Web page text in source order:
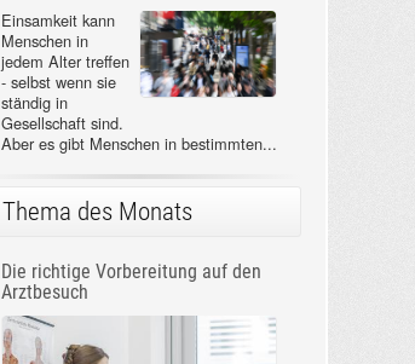
Einsamkeit kann
Menschen in
jedem Alter treffen
- selbst wenn sie
ständig in
Gesellschaft sind.
Aber es gibt Menschen in bestimmten...
Thema des Monats
Die richtige Vorbereitung auf den
Arztbesuch